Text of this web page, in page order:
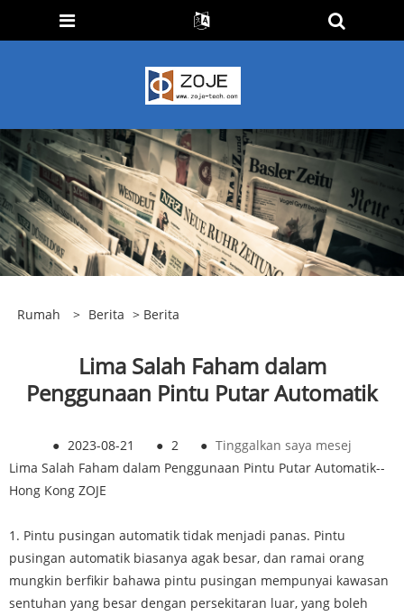
Rumah > Berita > Berita
Lima Salah Faham dalam
Penggunaan Pintu Putar Automatik
● 2023-08-21 ● 2 ● Tinggalkan saya mesej
Lima Salah Faham dalam Penggunaan Pintu Putar Automatik--
Hong Kong ZOJE
1. Pintu pusingan automatik tidak menjadi panas. Pintu
pusingan automatik biasanya agak besar, dan ramai orang
mungkin berfikir bahawa pintu pusingan mempunyai kawasan
sentuhan yang besar dengan persekitaran luar, yang boleh